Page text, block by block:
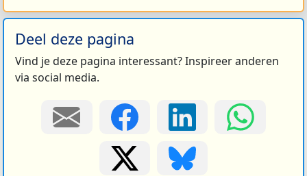
Deel deze pagina
Vind je deze pagina interessant? Inspireer anderen
via social media.